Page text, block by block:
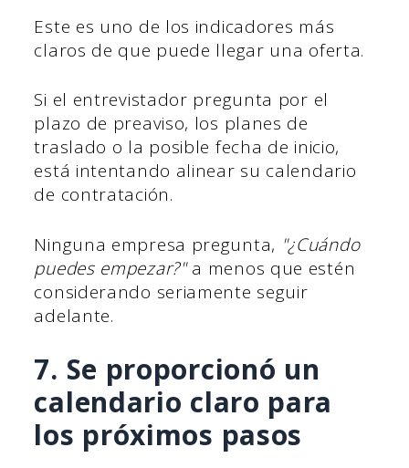
Este es uno de los indicadores más
claros de que puede llegar una oferta.
Si el entrevistador pregunta por el
plazo de preaviso, los planes de
traslado o la posible fecha de inicio,
está intentando alinear su calendario
de contratación.
Ninguna empresa pregunta, "¿Cuándo
puedes empezar?"a menos que estén
considerando seriamente seguir
adelante.
7. Se proporcionó un
calendario claro para
los próximos pasos